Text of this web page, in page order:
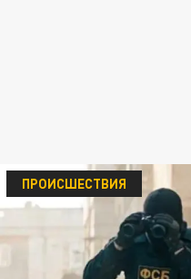
ПРОИСШЕСТВИЯ